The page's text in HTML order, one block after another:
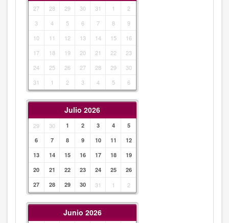
27 28 29 30 31 1
2
3
4 5 6 7 8
9
10
11 12 13 14 15
16
17
18 19 20 21 22
23
24
25 26 27 28 29
30
31
1 2 3 4 5 6
Julio 2026
29 30 1 2 3 4
5
6
7 8 9 10 11
12
13
14 15 16 17 18
19
20
21 22 23 24 25
26
27
28 29 30 31 1 2
Junio 2026